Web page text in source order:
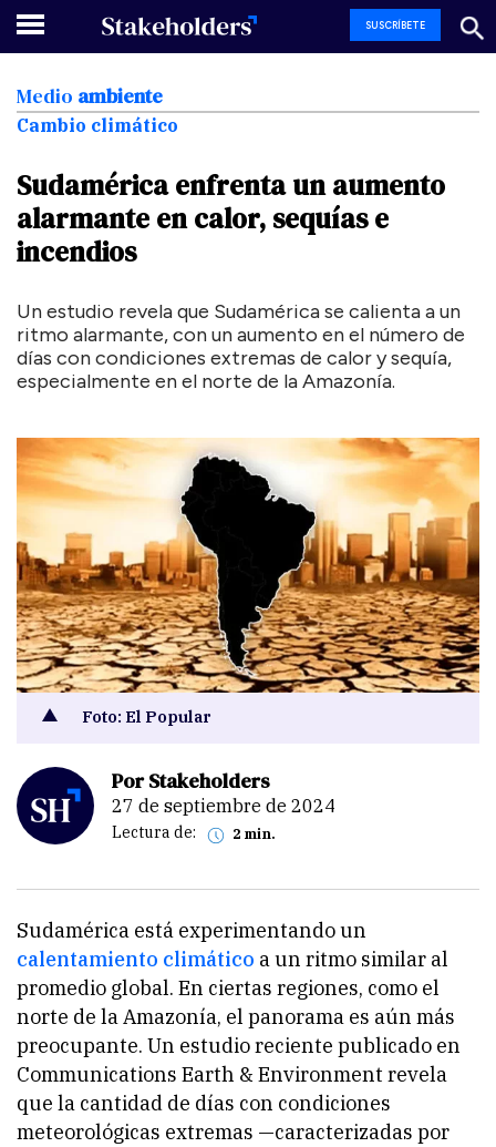
SUSCRÍBETE
Medio ambiente
Cambio climático
Sudamérica enfrenta un aumento
alarmante en calor, sequías e
incendios
Un estudio revela que Sudamérica se calienta a un
ritmo alarmante, con un aumento en el número de
días con condiciones extremas de calor y sequía,
especialmente en el norte de la Amazonía.
Foto: El Popular
Por Stakeholders
27 de septiembre de 2024
Lectura de: 2 min.
Sudamérica está experimentando un
calentamiento climático a un ritmo similar al
promedio global. En ciertas regiones, como el
norte de la Amazonía, el panorama es aún más
preocupante. Un estudio reciente publicado en
Communications Earth & Environment revela
que la cantidad de días con condiciones
meteorológicas extremas —caracterizadas por